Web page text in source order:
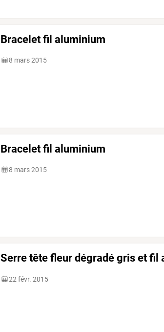
Bracelet fil aluminium
8 mars 2015
Bracelet fil aluminium
8 mars 2015
Serre tête fleur dégradé gris et fil
22 févr. 2015